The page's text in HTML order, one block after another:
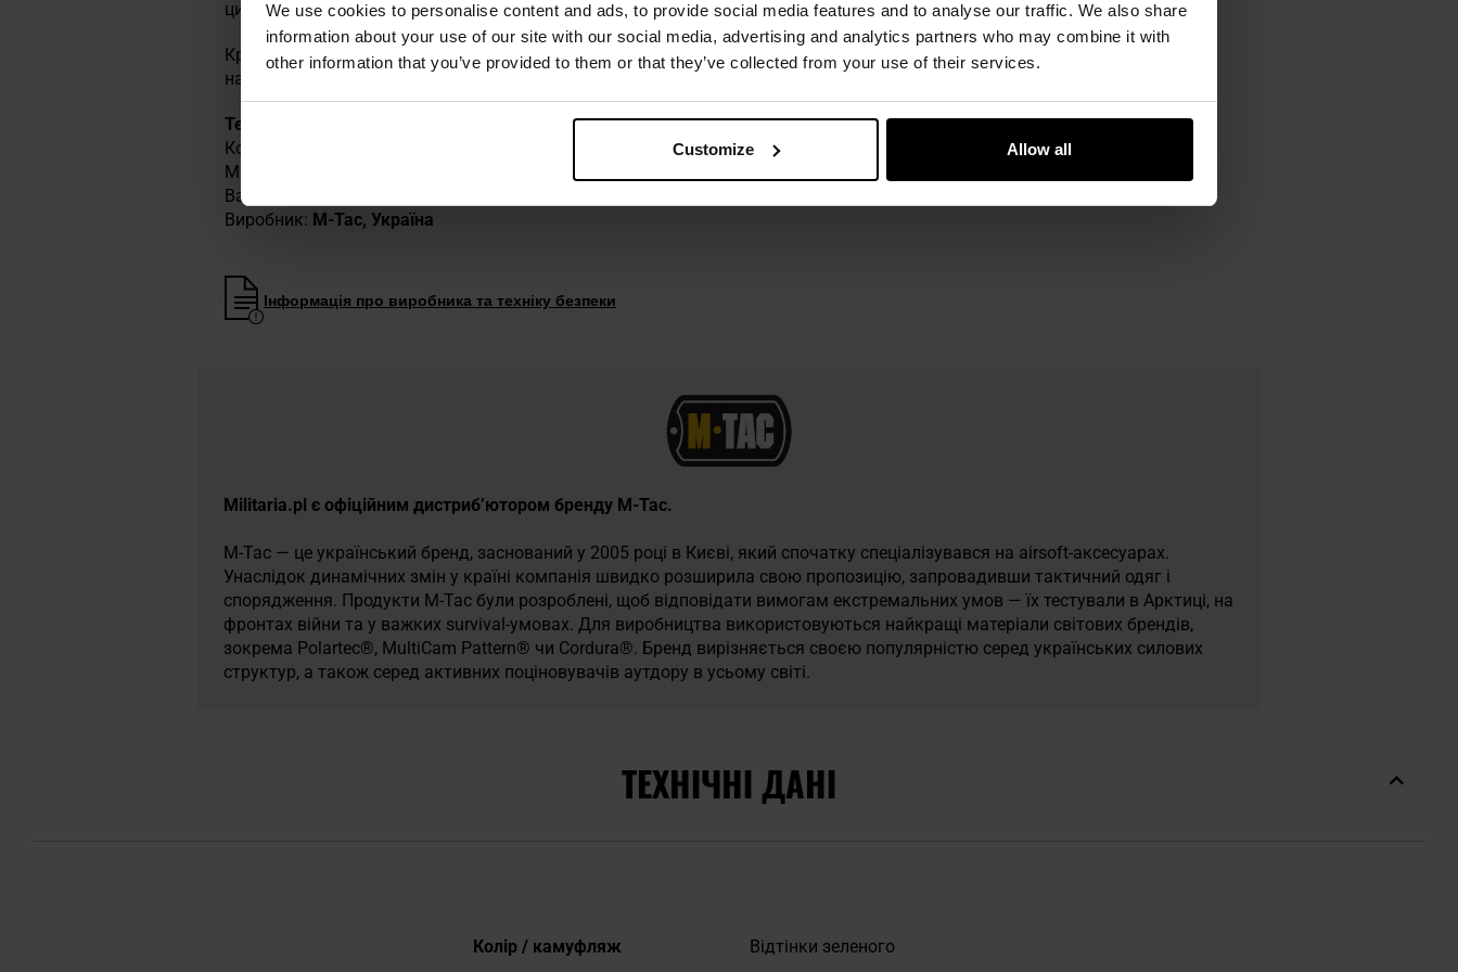
We use cookies to personalise content and ads, to provide social media features and to analyse our traffic. We also share
information about your use of our site with our social media, advertising and analytics partners who may combine it with
other information that you’ve provided to them or that they’ve collected from your use of their services.
Customize Allow all
циркуляцію повітря. Регульовані манжети налипучкахзабезпечуютьщільнеприлягання.
Крім того, рукавички оснащені петлею на манжеті, що дозволяєкріпитиїх до тактичного спорядження та полегшує їх
надягання.
Технічні характеристики
Колір: оливковий
Матеріал: Поліестер, шкіра, хлорволокно
Вага: 105 г
Виробник: M-Tac, Україна
Інформація про виробника та техніку безпеки
​Militaria.pl є офіційним дистриб’ютором бренду M-Tac.
M-Tac — це український бренд, заснований у 2005 році в Києві, який спочатку спеціалізувався на airsoft-аксесуарах.
Унаслідок динамічних змін у країні компанія швидко розширила свою пропозицію, запровадивши тактичний одяг і
спорядження. Продукти M-Tac були розроблені, щоб відповідати вимогам екстремальних умов — їх тестували в Арктиці, на
фронтах війни та у важких survival-умовах. Для виробництва використовуються найкращі матеріали світових брендів,
зокрема Polartec®, MultiCam Pattern® чи Cordura®. Бренд вирізняється своєю популярністю серед українських силових
структур, а також серед активних поціновувачів аутдору в усьому світі.
ТЕХНІЧНІ ДАНІ
Докладніше
Колір / камуфляж
Відтінки зеленого